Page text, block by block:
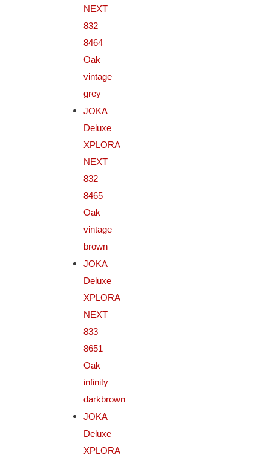
NEXT
832
8464
Oak
vintage
grey
JOKA
Deluxe
XPLORA
NEXT
832
8465
Oak
vintage
brown
JOKA
Deluxe
XPLORA
NEXT
833
8651
Oak
infinity
darkbrown
JOKA
Deluxe
XPLORA